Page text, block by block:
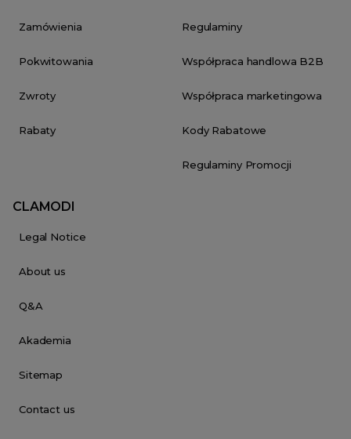
Zamówienia
Pokwitowania
Zwroty
Rabaty
Regulaminy
Współpraca handlowa B2B
Współpraca marketingowa
Kody Rabatowe
Regulaminy Promocji
CLAMODI
Legal Notice
About us
Q&A
Akademia
Sitemap
Contact us